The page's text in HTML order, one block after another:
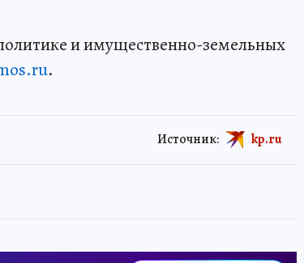
и имущественно-земельных
.
Источник: kp.ru